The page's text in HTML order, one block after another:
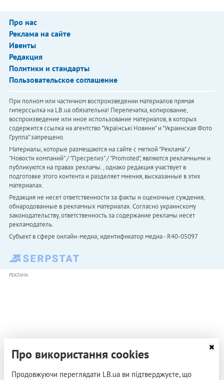
Про нас
Реклама на сайте
Ивенты
Редакция
Политики и стандарты
Пользовательское соглашение
При полном или частичном воспроизведении материалов прямая
гиперссылка на LB.ua обязательна! Перепечатка, копирование,
воспроизведение или иное использование материалов, в которых
содержится ссылка на агентство "Українськi Новини" и "Украинская Фото
Группа" запрещено.
Материалы, которые размещаются на сайте с меткой "Реклама" /
"Новости компаний" / "Пресрелиз" / "Promoted", являются рекламными и
публикуются на правах рекламы. , однако редакция участвует в
подготовке этого контента и разделяет мнения, высказанные в этих
материалах.
Редакция не несет ответственности за факты и оценочные суждения,
обнародованные в рекламных материалах. Согласно украинскому
законодательству, ответственность за содержание рекламы несет
рекламодатель.
Субъект в сфере онлайн-медиа; идентификатор медиа - R40-05097
РЕКЛАМА
Про використання cookies
Продовжуючи переглядати LB.ua ви підтверджуєте, що